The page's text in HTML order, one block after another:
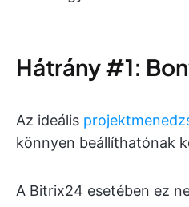
Hátrány #1:
Az ideális
könnyen beállíthatónak
A Bitrix24 esetében ez